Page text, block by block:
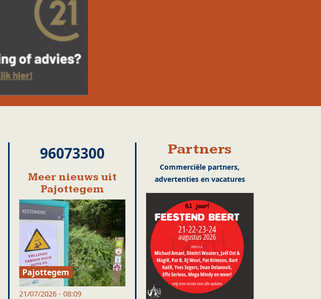
96073300
Meer nieuws uit
Pajottegem
Pajottegem
21/07/2026 - 08:09
Partners
Commerciële partners,
advertenties en vacatures